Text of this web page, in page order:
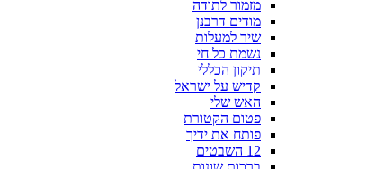
מזמור לתודה
מודים דרבנן
שיר למעלות
נשמת כל חי
תיקון הכללי
קדיש על ישראל
האש שלי
פטום הקטורת
פותח את ידיך
12 השבטים